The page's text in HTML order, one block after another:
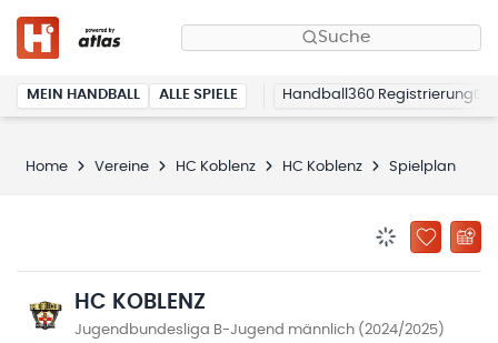
Suche
MEIN HANDBALL ALLE SPIELE Handball360 Registrierung
Home Vereine HC Koblenz HC Koblenz Spielplan
ZU
HC KOBLENZ
Jugendbundesliga B-Jugend männlich (2024/2025)